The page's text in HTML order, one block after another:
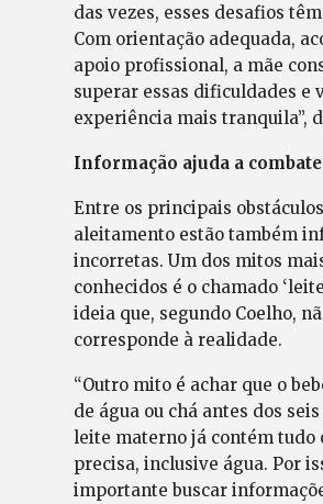
das vezes, esses desafios
Com orientação adequada,
apoio profissional, a mãe
superar essas dificuldades e
experiência mais tranquila”,
Informação ajuda a
Entre os principais
aleitamento estão também
incorretas. Um dos mitos
conhecidos é o chamado
ideia que, segundo Coelho,
corresponde à realidade.
“Outro mito é achar que o
de água ou chá antes dos seis
leite materno já contém tudo
precisa, inclusive água. Por
importante buscar